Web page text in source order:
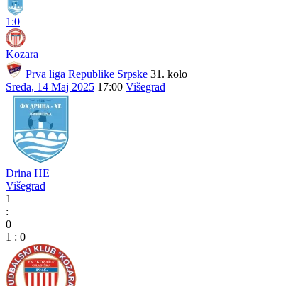
1:0
Kozara
Prva liga Republike Srpske 31. kolo
Sreda, 14 Maj 2025 17:00 Višegrad
Drina HE
Višegrad
1
:
0
1 : 0